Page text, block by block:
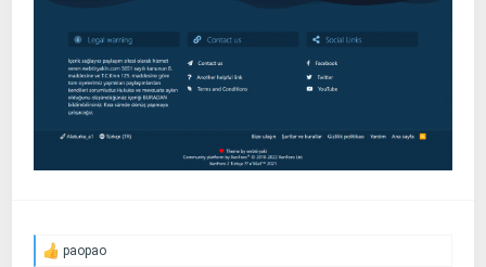
反 paopao